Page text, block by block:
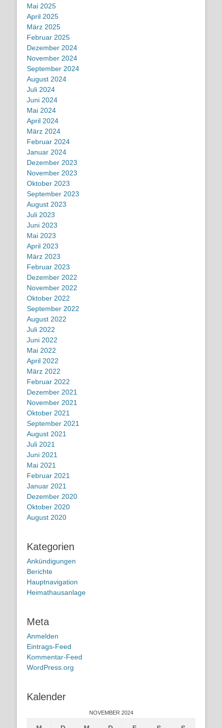
Mai 2025
April 2025
März 2025
Februar 2025
Dezember 2024
November 2024
September 2024
August 2024
Juli 2024
Juni 2024
Mai 2024
April 2024
März 2024
Februar 2024
Januar 2024
Dezember 2023
November 2023
Oktober 2023
September 2023
August 2023
Juli 2023
Juni 2023
Mai 2023
April 2023
März 2023
Februar 2023
Dezember 2022
November 2022
Oktober 2022
September 2022
August 2022
Juli 2022
Juni 2022
Mai 2022
April 2022
März 2022
Februar 2022
Dezember 2021
November 2021
Oktober 2021
September 2021
August 2021
Juli 2021
Juni 2021
Mai 2021
Februar 2021
Januar 2021
Dezember 2020
Oktober 2020
August 2020
Kategorien
Ankündigungen
Berichte
Hauptnavigation
Heimathausanlage
Meta
Anmelden
Eintrags-Feed
Kommentar-Feed
WordPress.org
Kalender
NOVEMBER 2024